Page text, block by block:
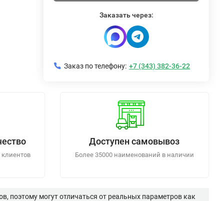
Заказать через:
Заказ по телефону: +7 (343) 382-36-22
Доступен самовывоз
Более 35000 наименований в наличии
поэтому могут отличаться от реальных параметров как